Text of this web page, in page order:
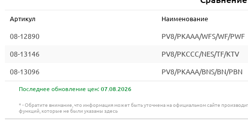
Артикул Наименование
08-12890 PV8/PKAAA/WFS/WF/PWF
08-13146 PV8/PKCCC/NES/TF/KTV
08-13096 PV8/PKAAA/BNS/BN/PBN
Последнее обновление цен: 07.08.2026
* - Обратите внимание, что информация может быть уточнена на официальном сайте
функций, которые не были указаны здесь